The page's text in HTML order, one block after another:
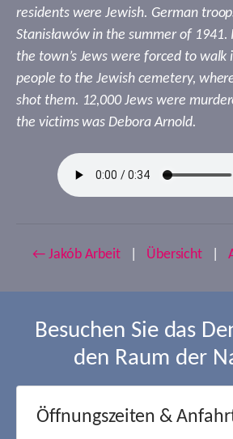
residents were Jewish. German
Stanisławów in the summer of 1941.
the town’s Jews were forced to walk
people to the Jewish cemetery,
shot them. 12,000 Jews were
the victims was Debora Arnold.
← Jakób Arbeit Übersicht
Besuchen Sie das
den Raum der
Öffnungszeiten &